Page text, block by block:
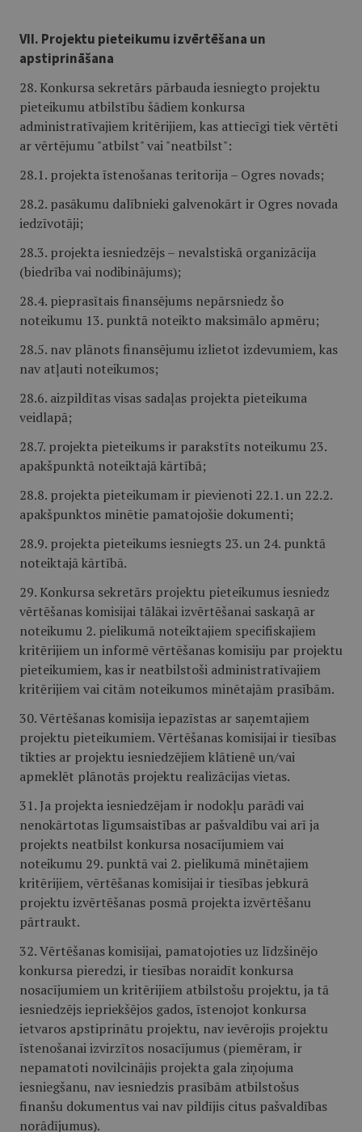
VII. Projektu pieteikumu izvērtēšana un
apstiprināšana
28. Konkursa sekretārs pārbauda iesniegto projektu
pieteikumu atbilstību šādiem konkursa
administratīvajiem kritērijiem, kas attiecīgi tiek vērtēti
ar vērtējumu "atbilst" vai "neatbilst":
28.1. projekta īstenošanas teritorija – Ogres novads;
28.2. pasākumu dalībnieki galvenokārt ir Ogres novada
iedzīvotāji;
28.3. projekta iesniedzējs – nevalstiskā organizācija
(biedrība vai nodibinājums);
28.4. pieprasītais finansējums nepārsniedz šo
noteikumu 13. punktā noteikto maksimālo apmēru;
28.5. nav plānots finansējumu izlietot izdevumiem, kas
nav atļauti noteikumos;
28.6. aizpildītas visas sadaļas projekta pieteikuma
veidlapā;
28.7. projekta pieteikums ir parakstīts noteikumu 23.
apakšpunktā noteiktajā kārtībā;
28.8. projekta pieteikumam ir pievienoti 22.1. un 22.2.
apakšpunktos minētie pamatojošie dokumenti;
28.9. projekta pieteikums iesniegts 23. un 24. punktā
noteiktajā kārtībā.
29. Konkursa sekretārs projektu pieteikumus iesniedz
vērtēšanas komisijai tālākai izvērtēšanai saskaņā ar
noteikumu 2. pielikumā noteiktajiem specifiskajiem
kritērijiem un informē vērtēšanas komisiju par projektu
pieteikumiem, kas ir neatbilstoši administratīvajiem
kritērijiem vai citām noteikumos minētajām prasībām.
30. Vērtēšanas komisija iepazīstas ar saņemtajiem
projektu pieteikumiem. Vērtēšanas komisijai ir tiesības
tikties ar projektu iesniedzējiem klātienē un/vai
apmeklēt plānotās projektu realizācijas vietas.
31. Ja projekta iesniedzējam ir nodokļu parādi vai
nenokārtotas līgumsaistības ar pašvaldību vai arī ja
projekts neatbilst konkursa nosacījumiem vai
noteikumu 29. punktā vai 2. pielikumā minētajiem
kritērijiem, vērtēšanas komisijai ir tiesības jebkurā
projektu izvērtēšanas posmā projekta izvērtēšanu
pārtraukt.
32. Vērtēšanas komisijai, pamatojoties uz līdzšinējo
konkursa pieredzi, ir tiesības noraidīt konkursa
nosacījumiem un kritērijiem atbilstošu projektu, ja tā
iesniedzējs iepriekšējos gados, īstenojot konkursa
ietvaros apstiprinātu projektu, nav ievērojis projektu
īstenošanai izvirzītos nosacījumus (piemēram, ir
nepamatoti novilcinājis projekta gala ziņojuma
iesniegšanu, nav iesniedzis prasībām atbilstošus
finanšu dokumentus vai nav pildījis citus pašvaldības
norādījumus).